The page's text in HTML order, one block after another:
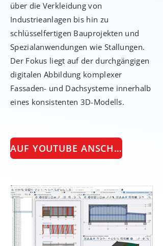
über die Verkleidung von
Industrieanlagen bis hin zu
schlüsselfertigen Bauprojekten und
Spezialanwendungen wie Stallungen.
Der Fokus liegt auf der durchgängigen
digitalen Abbildung komplexer
Fassaden- und Dachsysteme innerhalb
eines konsistenten 3D-Modells.
AUF YOUTUBE ANSCHAUEN